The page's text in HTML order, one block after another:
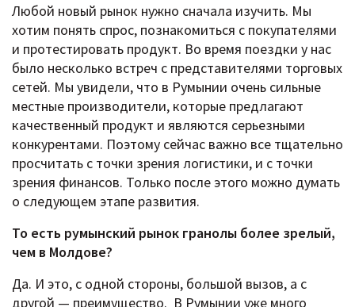
Любой новый рынок нужно сначала изучить. Мы
хотим понять спрос, познакомиться с покупателями
и протестировать продукт. Во время поездки у нас
было несколько встреч с представителями торговых
сетей. Мы увидели, что в Румынии очень сильные
местные производители, которые предлагают
качественный продукт и являются серьезными
конкурентами. Поэтому сейчас важно все тщательно
просчитать с точки зрения логистики, и с точки
зрения финансов. Только после этого можно думать
о следующем этапе развития.
То есть румынский рынок гранолы более зрелый,
чем в Молдове?
Да. И это, с одной стороны, большой вызов, а с
другой — преимущество. В Румынии уже много